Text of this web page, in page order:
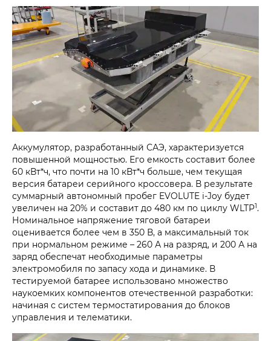
Аккумулятор, разработанный САЭ, характеризуется
повышенной мощностью. Его емкость составит более
60 кВт*ч, что почти на 10 кВт*ч больше, чем текущая
версия батареи серийного кроссовера. В результате
суммарный автономный пробег EVOLUTE i-Joy будет
увеличен на 20% и составит до 480 км по циклу WLTP1.
Номинальное напряжение тяговой батареи
оценивается более чем в 350 В, а максимальный ток
при нормальном режиме – 260 А на разряд, и 200 А на
заряд обеспечат необходимые параметры
электромобиля по запасу хода и динамике. В
тестируемой батарее использовано множество
наукоемких компонентов отечественной разработки:
начиная с систем термостатирования до блоков
управления и телематики.